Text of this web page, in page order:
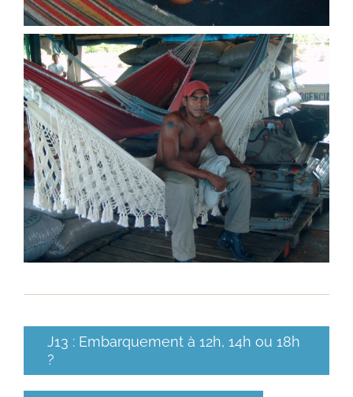
J13 : Embarquement à 12h, 14h ou 18h
?